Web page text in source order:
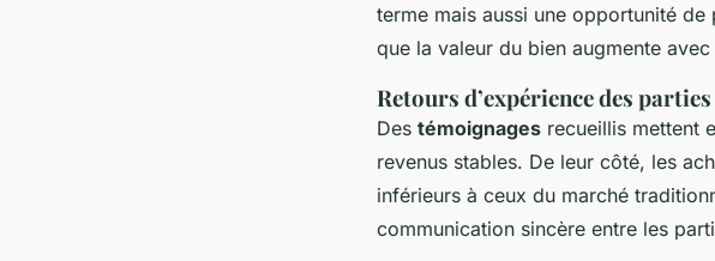
terme mais aussi une opportunité de
que la valeur du bien augmente
Retours d’expérience des
Des témoignages recueillis mettent
revenus stables. De leur côté, les
inférieurs à ceux du marché
communication sincère entre les